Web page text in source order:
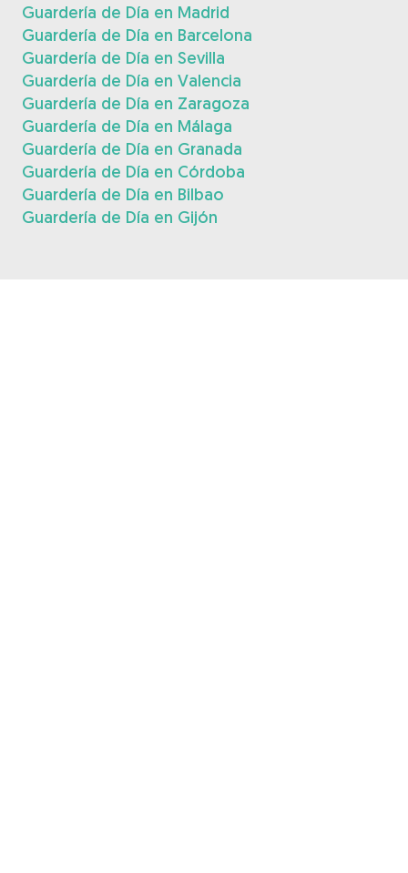
Guardería de Día en Madrid
Guardería de Día en Barcelona
Guardería de Día en Sevilla
Guardería de Día en Valencia
Guardería de Día en Zaragoza
Guardería de Día en Málaga
Guardería de Día en Granada
Guardería de Día en Córdoba
Guardería de Día en Bilbao
Guardería de Día en Gijón